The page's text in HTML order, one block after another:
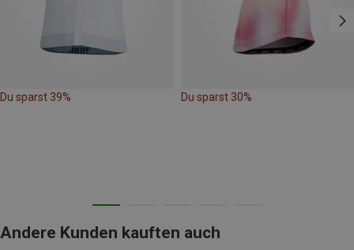
Du sparst 39% Du sparst 30%
Andere Kunden kauften auch